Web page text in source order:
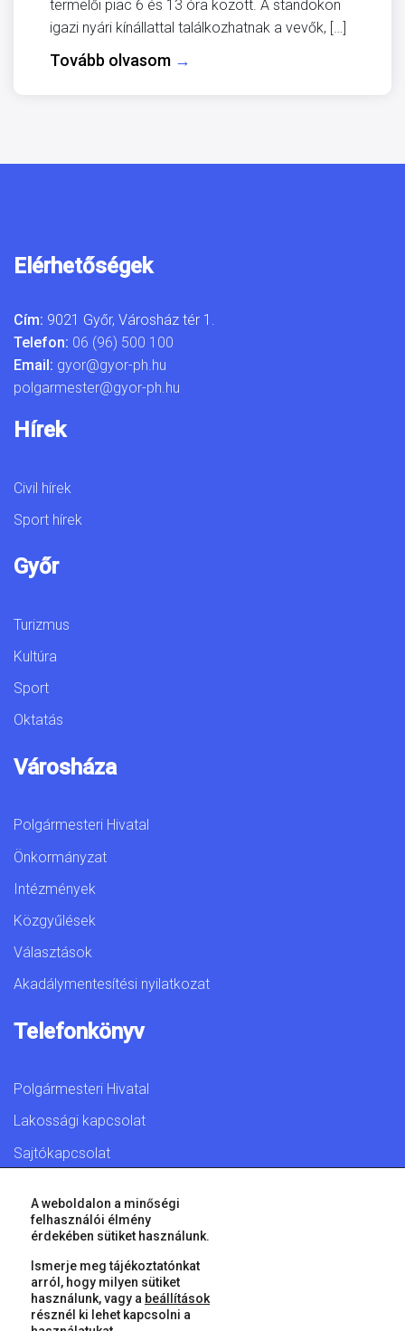
termelői piac 6 és 13 óra között. A standokon
igazi nyári kínállattal találkozhatnak a vevők, […]
Tovább olvasom →
Elérhetőségek
Cím: 9021 Győr, Városház tér 1.
Telefon: 06 (96) 500 100
Email: gyor@gyor-ph.hu
polgarmester@gyor-ph.hu
Hírek
Civil hírek
Sport hírek
Győr
Turizmus
Kultúra
Sport
Oktatás
Városháza
Polgármesteri Hivatal
Önkormányzat
Intézmények
Közgyűlések
Választások
Akadálymentesítési nyilatkozat
Telefonkönyv
Polgármesteri Hivatal
Lakossági kapcsolat
Sajtókapcsolat
© 2026 Győr Megyei Jogú Város • Minden jog fenntartva!
A weboldalon a minőségi
felhasználói élmény
érdekében sütiket használunk.
Ismerje meg tájékoztatónkat
arról, hogy milyen sütiket
használunk, vagy a beállítások
résznél ki lehet kapcsolni a